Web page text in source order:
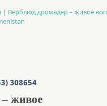
308654
духа пустыни
живое